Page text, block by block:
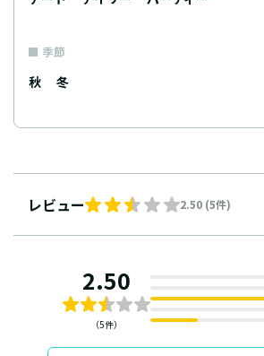
季節
秋 冬
レビュー 2.50 (5件)
2.50
（5件）